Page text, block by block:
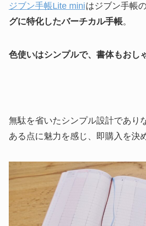
ジブン手帳Lite miniはジブン手帳
グに特化したバーチカル手帳。
色使いはシンプルで、書体もおし
無駄を省いたシンプル設計であり
ある点に魅力を感じ、即購入を決